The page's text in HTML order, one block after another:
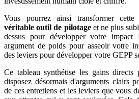
Vous pourrez ainsi transformer
véritable outil de pilotageet ne plus
dessus pour développer votre
argument de poids pour asseoir votre
des leviers pour développer votre GEPP
Ce tableau synthétise les gains directs
disposez désormais d'arguments clairs
de ces entretiens et les leviers que vous